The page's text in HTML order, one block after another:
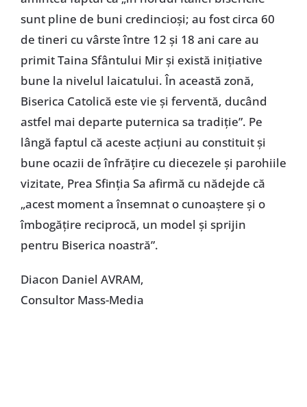
sunt pline de buni credincioşi; au fost circa 60
de tineri cu vârste între 12 şi 18 ani care au
primit Taina Sfântului Mir şi există iniţiative
bune la nivelul laicatului. În această zonă,
Biserica Catolică este vie şi ferventă, ducând
astfel mai departe puternica sa tradiţie”. Pe
lângă faptul că aceste acţiuni au constituit şi
bune ocazii de înfrăţire cu diecezele şi parohiile
vizitate, Prea Sfinţia Sa afirmă cu nădejde că
„acest moment a însemnat o cunoaştere şi o
îmbogăţire reciprocă, un model şi sprijin
pentru Biserica noastră”.
Diacon Daniel AVRAM,
Consultor Mass-Media